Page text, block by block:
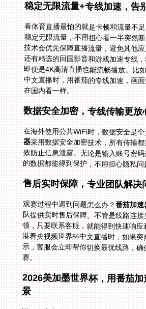
稳定无限流量+专线加速，告
看体育直播最怕的就是卡顿和流量不
在国内看一样。
数据安全加密，专线传输更放
在海外使用公共WiFi时，数据安全是
器采用数据安全加密技术，所有传输
效防止信息泄露。无论是输入账号密
的数据都能得到保护，不用担心隐私问
售后实时保障，专业团队解决
观赛过程中遇到问题怎么办？番茄加速
赛。
2026美加墨世界杯，用番茄
景